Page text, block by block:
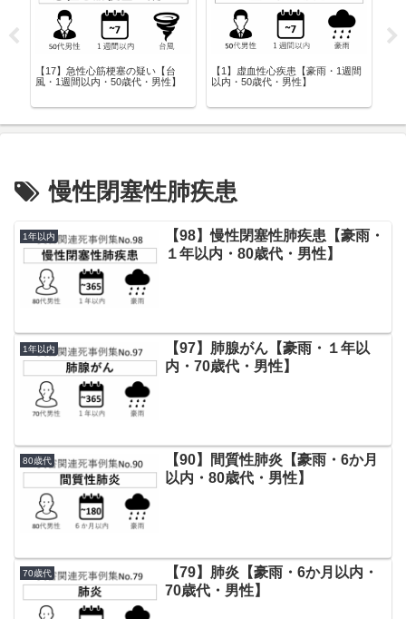
【17】急性心筋梗塞の疑い【台
風・1週間以内・50歳代・男性】
【1】虚血性心疾患【豪雨・1週間
以内・50歳代・男性】
慢性閉塞性肺疾患
1年以内
【98】慢性閉塞性肺疾患【豪雨・
１年以内・80歳代・男性】
1年以内
【97】肺腺がん【豪雨・１年以
内・70歳代・男性】
80歳代
【90】間質性肺炎【豪雨・6か月
以内・80歳代・男性】
70歳代
【79】肺炎【豪雨・6か月以内・
70歳代・男性】